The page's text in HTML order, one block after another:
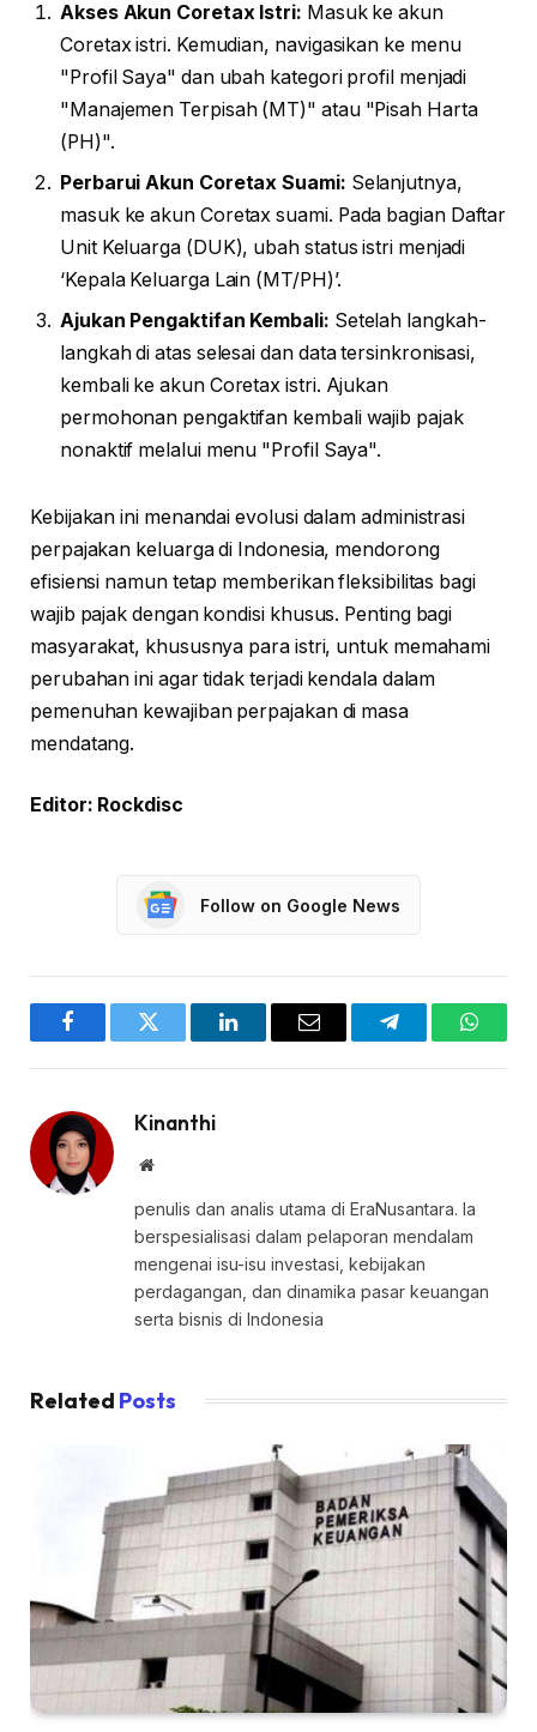
Akses Akun Coretax Istri: Masuk ke akun
Coretax istri. Kemudian, navigasikan ke menu
"Profil Saya" dan ubah kategori profil menjadi
"Manajemen Terpisah (MT)" atau "Pisah Harta
(PH)".
Perbarui Akun Coretax Suami: Selanjutnya,
masuk ke akun Coretax suami. Pada bagian Daftar
Unit Keluarga (DUK), ubah status istri menjadi
‘Kepala Keluarga Lain (MT/PH)’.
Ajukan Pengaktifan Kembali: Setelah langkah-
langkah di atas selesai dan data tersinkronisasi,
kembali ke akun Coretax istri. Ajukan
permohonan pengaktifan kembali wajib pajak
nonaktif melalui menu "Profil Saya".
Kebijakan ini menandai evolusi dalam administrasi
perpajakan keluarga di Indonesia, mendorong
efisiensi namun tetap memberikan fleksibilitas bagi
wajib pajak dengan kondisi khusus. Penting bagi
masyarakat, khususnya para istri, untuk memahami
perubahan ini agar tidak terjadi kendala dalam
pemenuhan kewajiban perpajakan di masa
mendatang.
Editor: Rockdisc
Follow on Google News
FacebookTwitter LinkedInEmail Telegram
Kinanthi
Website
penulis dan analis utama di EraNusantara. Ia
berspesialisasi dalam pelaporan mendalam
mengenai isu-isu investasi, kebijakan
perdagangan, dan dinamika pasar keuangan
serta bisnis di Indonesia
Related Posts